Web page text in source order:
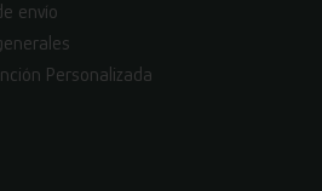
envío
Personalizada